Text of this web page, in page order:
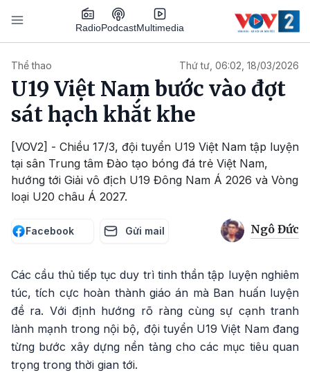
Nhảy đến nội dung
RadioPodcastMultimedia
Thể thao Thứ tư, 06:02, 18/03/2026
U19 Việt Nam bước vào đợt
sát hạch khắt khe
[VOV2] - Chiều 17/3, đội tuyển U19 Việt Nam tập luyện
tại sân Trung tâm Đào tạo bóng đá trẻ Việt Nam,
hướng tới Giải vô địch U19 Đông Nam Á 2026 và Vòng
loại U20 châu Á 2027.
Facebook Gửi mail Ngô Đức
Các cầu thủ tiếp tục duy trì tinh thần tập luyện nghiêm
túc, tích cực hoàn thành giáo án mà Ban huấn luyện
đề ra. Với định hướng rõ ràng cùng sự cạnh tranh
lành mạnh trong nội bộ, đội tuyển U19 Việt Nam đang
từng bước xây dựng nền tảng cho các mục tiêu quan
trọng trong thời gian tới.